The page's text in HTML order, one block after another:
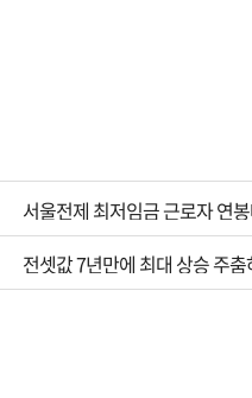
서울전제 최저임금 근로자 연
전셋값 7년만에 최대 상승 주